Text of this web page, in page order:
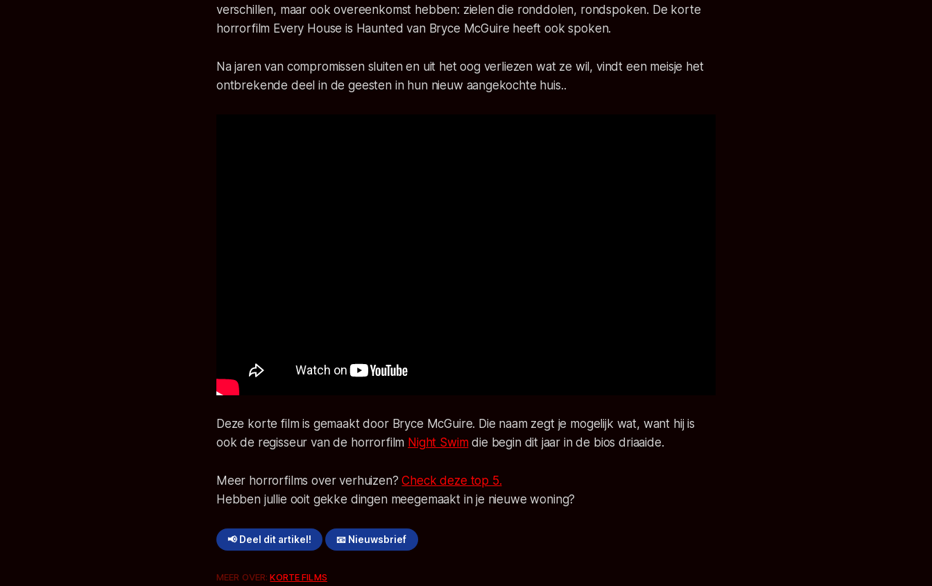
verschillen, maar ook overeenkomst hebben: zielen die ronddolen, rondspoken. De korte
horrorfilm Every House is Haunted van Bryce McGuire heeft ook spoken.
Na jaren van compromissen sluiten en uit het oog verliezen wat ze wil, vindt een meisje het
ontbrekende deel in de geesten in hun nieuw aangekochte huis..
Deze korte film is gemaakt door Bryce McGuire. Die naam zegt je mogelijk wat, want hij is
ook de regisseur van de horrorfilm Night Swimdie begin dit jaar in de bios driaaide.
Meer horrorfilms over verhuizen?Check deze top 5.
Hebben jullie ooit gekke dingen meegemaakt in je nieuwe woning?
📢 Deel dit artikel! 📧 Nieuwsbrief
MEER OVER:KORTE FILMS